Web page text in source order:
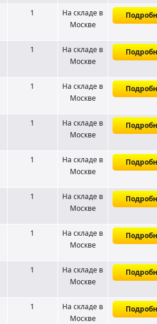
1 На складе в
Москве
1 На складе в
Москве
1 На складе в
Москве
1 На складе в
Москве
1 На складе в
Москве
1 На складе в
Москве
1 На складе в
Москве
1 На складе в
Москве
1 На складе в
Москве